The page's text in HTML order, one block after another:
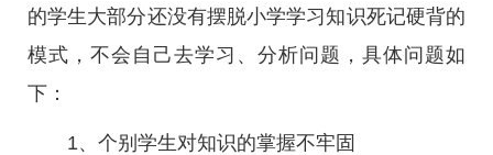
的学生大部分还没有摆脱小学学习知识死记硬背的
模式，不会自己去学习、分析问题，具体问题如
下：
1、个别学生对知识的掌握不牢固